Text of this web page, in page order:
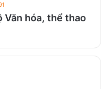
Văn hóa, thể thao